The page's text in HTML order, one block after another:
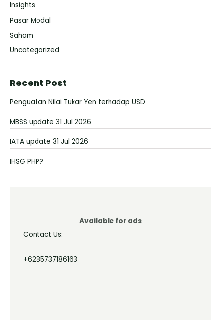
Insights
Pasar Modal
Saham
Uncategorized
Recent Post
Penguatan Nilai Tukar Yen terhadap USD
MBSS update 31 Jul 2026
IATA update 31 Jul 2026
IHSG PHP?
Available for ads
Contact Us:
+6285737186163